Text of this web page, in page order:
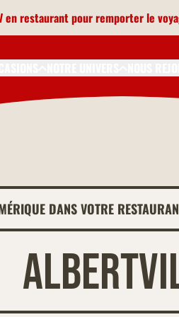
en restaurant pour remporter le
DANS VOTRE